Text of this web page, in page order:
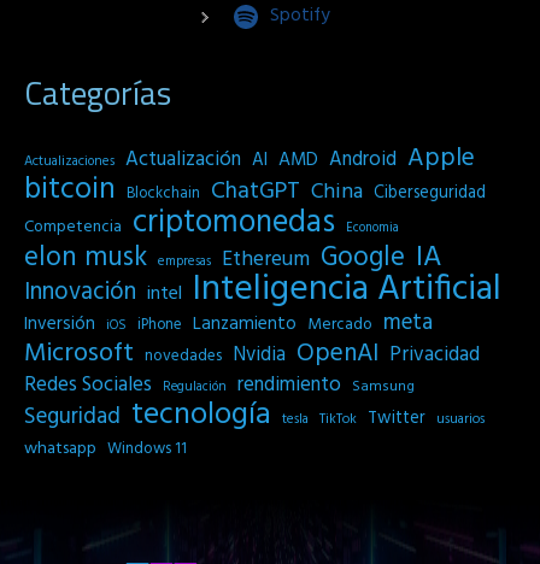
Spotify
Categorías
Actualizaciones Actualización AI AMD Android Apple
bitcoin Blockchain ChatGPT China Ciberseguridad
Competencia criptomonedas Economia
elon musk empresas Ethereum Google IA
Innovación intel Inteligencia Artificial
Inversión iOS iPhone Lanzamiento Mercado meta
Microsoft novedades Nvidia OpenAI Privacidad
Redes Sociales
Regulación rendimiento Samsung
Seguridad tecnología tesla TikTok Twitter usuarios
whatsapp Windows 11